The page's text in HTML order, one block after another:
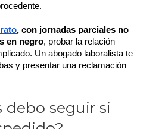
, con jornadas parciales no
en negro, probar la relación
Un abogado laboralista te
y presentar una reclamación
debo seguir si